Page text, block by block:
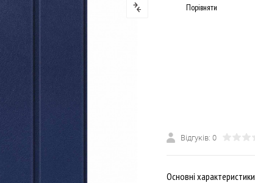
Порівняти
Відгуків: 0
Основні характеристики